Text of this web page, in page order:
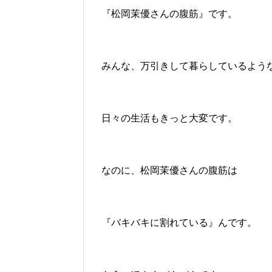
『松岡茉優さんの腹筋』です。
みんな、万引きして暮らしているよう
日々の生活もきっと大変です。
なのに、松岡茉優さんの腹筋は
『バキバキに割れている』んです。